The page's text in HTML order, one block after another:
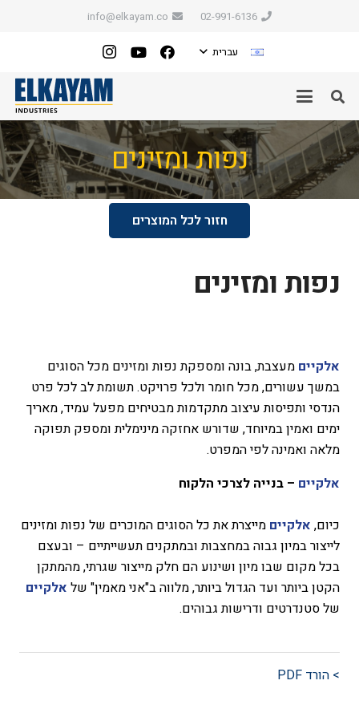
02-991-6136
info@elkayam.co
עברית
נפות ומזינים
חזור לכל המוצרים
נפות ומזינים
אלקיים מעצבת, בונה ומספקת נפות ומזינים מכל הסוגים
במשך עשורים, מכל חומר ולכל פרויקט. תשומת לב לכל פרט
הנדסי ותפיסות עיצוב מתקדמות מבטיחים מפעל עמיד, מאריך
ימים ואמין במיוחד, שדורש אחזקה מינימלית ומספק תפוקה
מלאה ואמינה לפי המפרט.
אלקיים – בנייה לצרכי הלקוח
כיום, אלקיים מייצרת את כל הסוגים המוכרים של נפות ומזינים
לייצור במיון גבוה במחצבות ובמתקנים תעשייתיים – ובעצם
בכל מקום שבו מיון ושינוע הם חלק מייצור שגרתי, מהמתקן
הקטן ביותר ועד הגדול ביותר, מלווה ב"אני מאמין" של אלקיים
של סטנדרטים ודרישות גבוהים.
> הורד PDF